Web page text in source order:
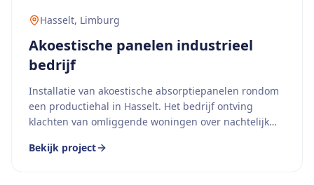
Hasselt, Limburg
Akoestische panelen industrieel
bedrijf
Installatie van akoestische absorptiepanelen rondom
een productiehal in Hasselt. Het bedrijf ontving
klachten van omliggende woningen over nachtelijk
Bekijk project